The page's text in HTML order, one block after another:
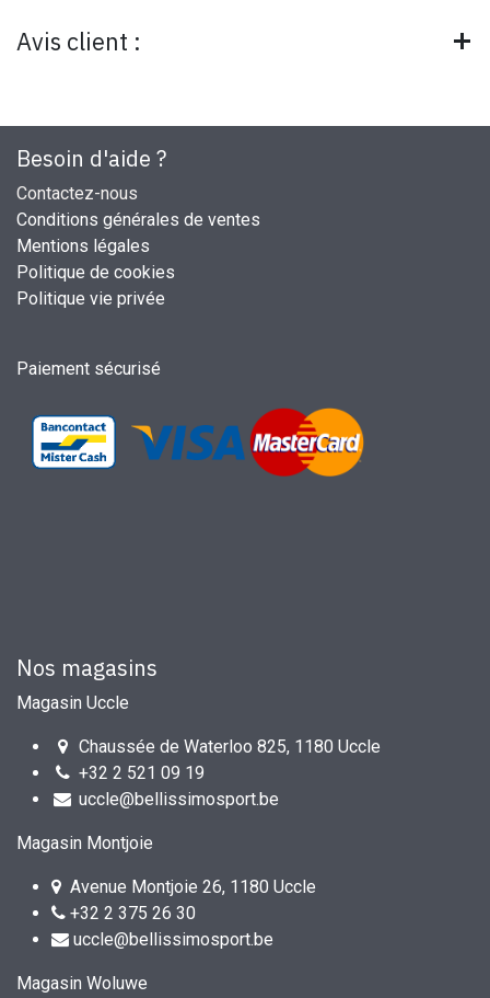
Avis client :
Besoin d'aide ?
Contactez-nous
Conditions générales de ventes
Mentions légales
Politique de cookies
Politique vie privée
Paiement sécurisé
Nos magasins
Magasin Uccle
Chaussée de Waterloo 825, 1180 Uccle
+32 2 521 09 19
uccle@bellissimosport.be
Magasin Montjoie
Avenue Montjoie 26, 1180 Uccle
+32 2 375 26 30
uccle@bellissimosport.be
Magasin Woluwe